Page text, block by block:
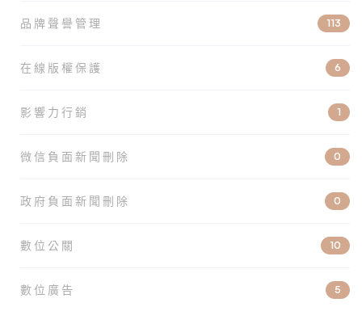
品牌聲譽管理 113
在線版權保護 6
影響力行銷 1
微信負面新聞刪除 0
政府負面新聞刪除 0
數位公關 10
數位廣告 5